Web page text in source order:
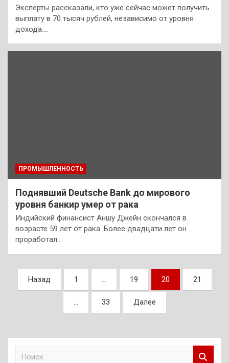
Эксперты рассказали, кто уже сейчас может получить
выплату в 70 тысяч рублей, независимо от уровня
дохода.…
ПРОМЫШЛЕННОСТЬ
Поднявший Deutsche Bank до мирового
уровня банкир умер от рака
Индийский финансист Аншу Джейн скончался в
возрасте 59 лет от рака. Более двадцати лет он
проработал…
Пагинация
записей
Назад 1 … 19 20 21
… 33 Далее